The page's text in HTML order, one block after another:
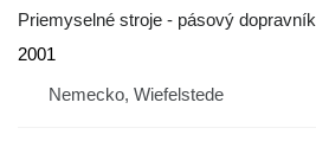
Priemyselné stroje - pásový dopravník
2001
Nemecko, Wiefelstede